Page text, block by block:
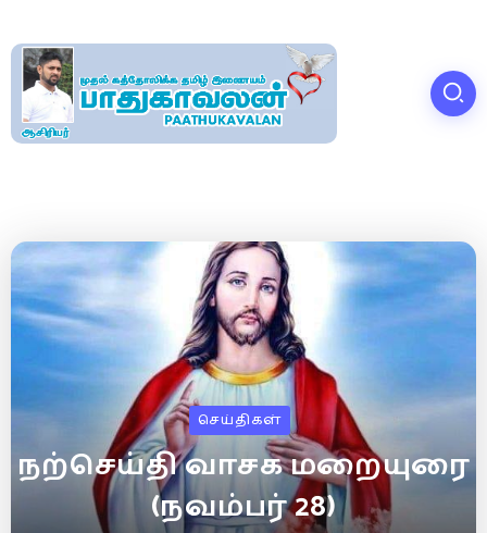
செய்திகள்
நற்செய்தி வாசக மறையுரை
(நவம்பர் 28)